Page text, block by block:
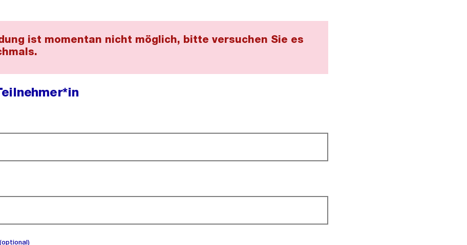
ist momentan nicht möglich, bitte versuchen Sie es
(optional)